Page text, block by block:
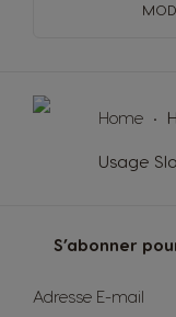
Home
Usage
S’abonner
Up
Adresse E-mail